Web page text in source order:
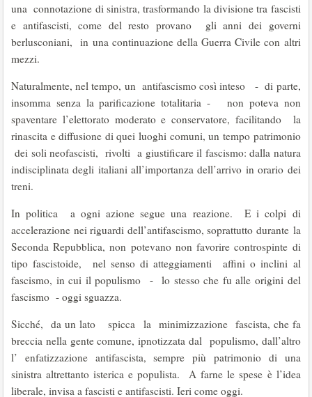
una connotazione di sinistra, trasformando la divisione tra fascisti
e antifascisti, come del resto provano gli anni dei governi
berlusconiani, in una continuazione della Guerra Civile con altri
mezzi.
Naturalmente, nel tempo, un antifascismo così inteso - di parte,
insomma senza la parificazione totalitaria - non poteva non
spaventare l’elettorato moderato e conservatore, facilitando la
rinascita e diffusione di quei luoghi comuni, un tempo patrimonio
dei soli neofascisti, rivolti a giustificare il fascismo: dalla natura
indisciplinata degli italiani all’importanza dell’arrivo in orario dei
treni.
In politica a ogni azione segue una reazione. E i colpi di
accelerazione nei riguardi dell’antifascismo, soprattutto durante la
Seconda Repubblica, non potevano non favorire controspinte di
tipo fascistoide, nel senso di atteggiamenti affini o inclini al
fascismo, in cui il populismo - lo stesso che fu alle origini del
fascismo - oggi sguazza.
Sicché, da un lato spicca la minimizzazione fascista, che fa
breccia nella gente comune, ipnotizzata dal populismo, dall’altro
l’ enfatizzazione antifascista, sempre più patrimonio di una
sinistra altrettanto isterica e populista. A farne le spese è l’idea
liberale, invisa a fascisti e antifascisti. Ieri come oggi.